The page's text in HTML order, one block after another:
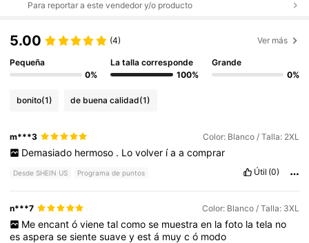
Para reportar a este vendedor y/o producto
5.00 (4) Ver más
Pequeña
0%
La talla corresponde
100%
Grande
0%
bonito(1) de buena calidad(1)
m***3 Color: Blanco / Talla: 2XL
Demasiado hermoso . Lo volver ía a comprar
Desde SHEIN US Programa de puntos Útil (0)
n***7 Color: Blanco / Talla: 3XL
Me encant ó viene tal como se muestra en la foto la tela no
esasperasesientesuaveyestá muycó modo